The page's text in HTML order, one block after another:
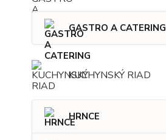
GASTRO A CATERING
KUCHYNSKÝ RIAD
HRNCE